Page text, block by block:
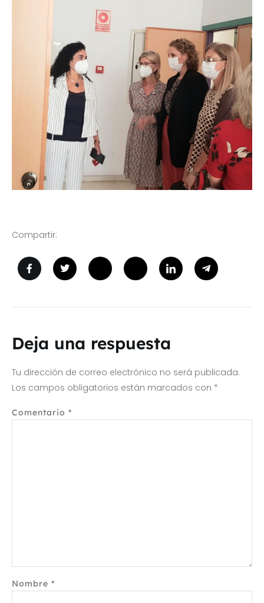
Compartir:
Deja una respuesta
Tu dirección de correo electrónico no será publicada.
Los campos obligatorios están marcados con *
Comentario *
Nombre *